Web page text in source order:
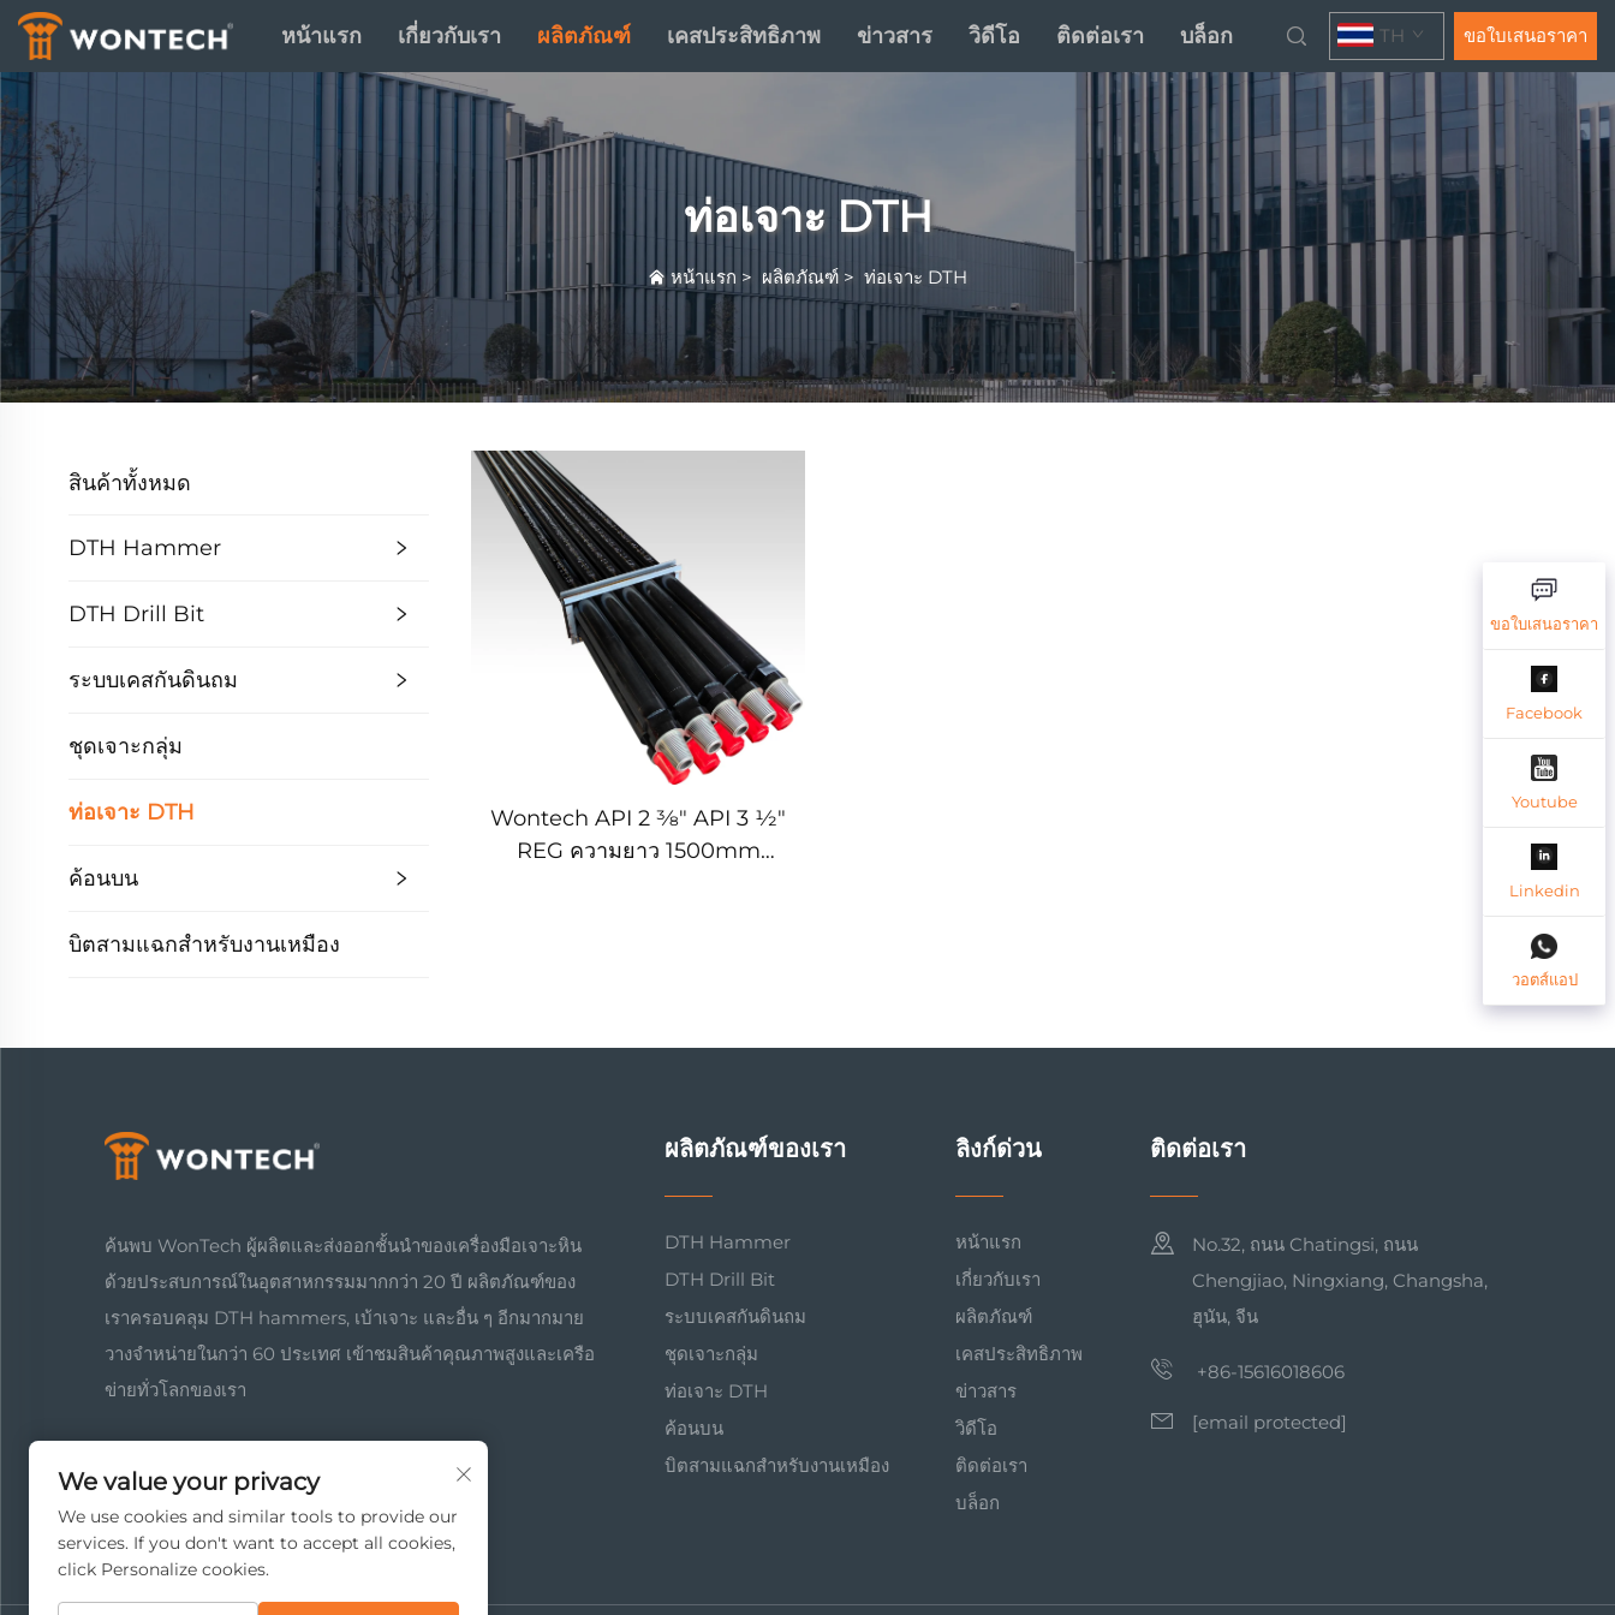
หน้าแรก เกี่ยวกับเรา ผลิตภัณฑ์ เคสประสิทธิภาพ ข่าวสาร วิดีโอ ติดต่อเรา บล็อก TH ขอใบเสนอราคา
ท่อเจาะ DTH
หน้าแรก > ผลิตภัณฑ์ > ท่อเจาะ DTH
สินค้าทั้งหมด
DTH Hammer
DTH Drill Bit
ระบบเคสกันดินถม
ชุดเจาะกลุ่ม
ท่อเจาะ DTH
ค้อนบน
บิตสามแฉกสำหรับงานเหมือง
Wontech API 2 3⁄8" API 3 1⁄2"
REG ความยาว 1500mm
ขอใบเสนอราคา
Facebook
Youtube
Linkedin
วอตส์แอป
ค้นพบ WonTech ผู้ผลิตและส่งออกชั้นนำของเครื่องมือเจาะหิน
ด้วยประสบการณ์ในอุตสาหกรรมมากกว่า 20 ปี ผลิตภัณฑ์ของ
เราครอบคลุม DTH hammers, เบ้าเจาะ และอื่น ๆ อีกมากมาย
วางจำหน่ายในกว่า 60 ประเทศ เข้าชมสินค้าคุณภาพสูงและเครือ
ข่ายทั่วโลกของเรา
ผลิตภัณฑ์ของเรา
DTH Hammer
DTH Drill Bit
ระบบเคสกันดินถม
ชุดเจาะกลุ่ม
ท่อเจาะ DTH
ค้อนบน
บิตสามแฉกสำหรับงานเหมือง
ลิงก์ด่วน
หน้าแรก
เกี่ยวกับเรา
ผลิตภัณฑ์
เคสประสิทธิภาพ
ข่าวสาร
วิดีโอ
ติดต่อเรา
บล็อก
ติดต่อเรา
No.32, ถนน Chatingsi, ถนน
Chengjiao, Ningxiang, Changsha,
ฮุนัน, จีน
+86-15616018606
[email protected]
We value your privacy
We use cookies and similar tools to provide our
services. If you don't want to accept all cookies,
click Personalize cookies.